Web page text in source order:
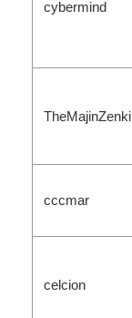
cybermind
TheMajinZenki
cccmar
celcion